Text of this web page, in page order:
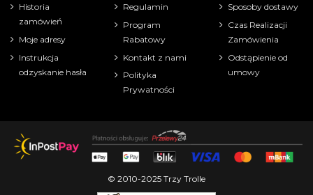
Cena
Pokaż tylko
5
rozszerzenia gier planszowych 15
1
Historia
zamówień
Moje adresy
Instrukcja
odzyskanie hasła
Regulamin
Program
Rabatowy
Kontakt z nami
Polityka
Prywatności
Sposoby dostawy
Czas Realizacji
Zamówienia
Odstąpienie od
umowy
© 2010-2025 Trzy Trolle